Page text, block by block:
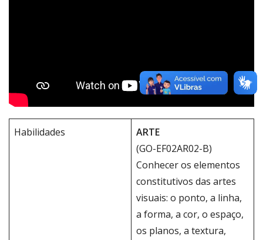
Habilidades
ARTE
(GO-EF02AR02-B)
Conhecer os elementos
constitutivos das artes
visuais: o ponto, a linha,
a forma, a cor, o espaço,
os planos, a textura,